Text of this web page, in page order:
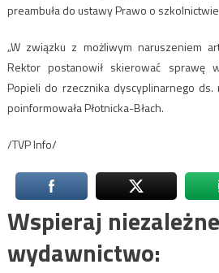
preambuła do ustawy Prawo o
„W związku z możliwym naruszeniem
Rektor postanowił skierować sprawę
Popieli do rzecznika dyscyplinarnego ds.
poinformowała Płotnicka-Błach.
/TVP Info/
Wspieraj niezależne
wydawnictwo: